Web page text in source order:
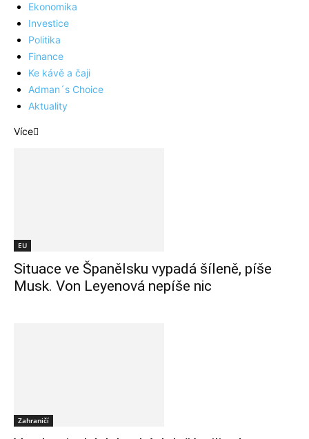
Ekonomika
Investice
Politika
Finance
Ke kávě a čaji
Adman´s Choice
Aktuality
Více
EU
Situace ve Španělsku vypadá šíleně, píše
Musk. Von Leyenová nepíše nic
Zahraničí